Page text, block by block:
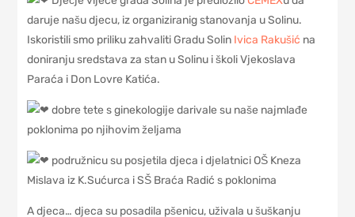
daruje našu djecu, iz organiziranig stanovanja u Solinu.
Iskoristili smo priliku zahvaliti Gradu Solin Ivica Rakušić na
doniranju sredstava za stan u Solinu i školi Vjekoslava
Paraća i Don Lovre Katića.
dobre tete s ginekologije darivale su naše najmlađe
poklonima po njihovim željama
podružnicu su posjetila djeca i djelatnici OŠ Kneza
Mislava iz K.Sućurca i SŠ Braća Radić s poklonima
A djeca… djeca su posadila pšenicu, uživala u šuškanju